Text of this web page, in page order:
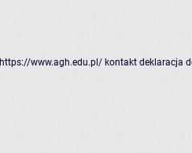
https://www.agh.edu.pl/ kontakt deklaracja